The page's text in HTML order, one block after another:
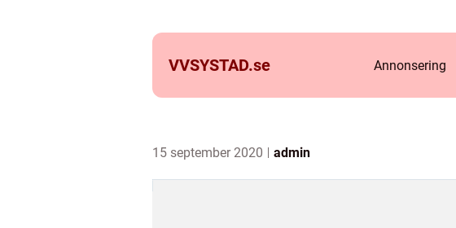
VVSYSTAD.se Annonsering
15 september 2020 admin